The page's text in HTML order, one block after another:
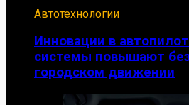
Автотехнологии
Инновации в
системы повышают
городском движении